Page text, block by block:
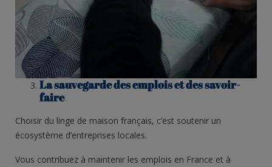
La sauvegarde des emplois et des savoir-
faire
Choisir du linge de maison français, c’est soutenir un
écosystème d’entreprises locales.
Vous contribuez à maintenir les emplois en France et à